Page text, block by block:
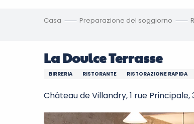
Casa Preparazione del soggiorno
La Doulce Terrasse
BIRRERIA RISTORANTE RISTORAZIONE RAPIDA
Château de Villandry, 1 rue Principale,